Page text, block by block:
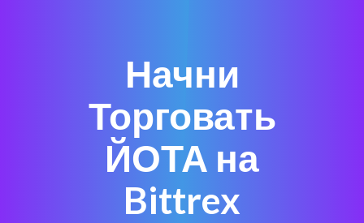
Начни
Торговать
ЙОТА на
Bittrex